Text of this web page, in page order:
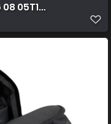
05T104528.135